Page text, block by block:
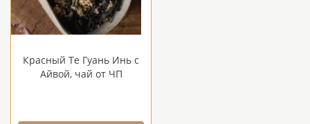
Красный Те Гуань Инь с
Айвой, чай от ЧП